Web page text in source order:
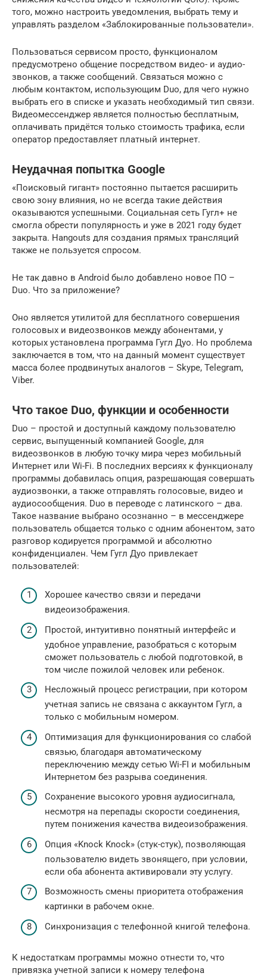
того, можно настроить уведомления, выбрать тему и
управлять разделом «Заблокированные пользователи».
Пользоваться сервисом просто, функционалом
предусмотрено общение посредством видео- и аудио-
звонков, а также сообщений. Связаться можно с
любым контактом, использующим Duo, для чего нужно
выбрать его в списке и указать необходимый тип связи.
Видеомессенджер является полностью бесплатным,
оплачивать придётся только стоимость трафика, если
оператор предоставляет платный интернет.
Неудачная попытка Google
«Поисковый гигант» постоянно пытается расширить
свою зону влияния, но не всегда такие действия
оказываются успешными. Социальная сеть Гугл+ не
смогла обрести популярность и уже в 2021 году будет
закрыта. Hangouts для создания прямых трансляций
также не пользуется спросом.
Не так давно в Android было добавлено новое ПО –
Duo. Что за приложение?
Оно является утилитой для бесплатного совершения
голосовых и видеозвонков между абонентами, у
которых установлена программа Гугл Дуо. Но проблема
заключается в том, что на данный момент существует
масса более продвинутых аналогов – Skype, Telegram,
Viber.
Что такое Duo, функции и особенности
Duo – простой и доступный каждому пользователю
сервис, выпущенный компанией Google, для
видеозвонков в любую точку мира через мобильный
Интернет или Wi-Fi. В последних версиях к функционалу
программы добавилась опция, разрешающая совершать
аудиозвонки, а также отправлять голосовые, видео и
аудиосообщения. Duo в переводе с латинского – два.
Такое название выбрано осознанно – в мессенджере
пользователь общается только с одним абонентом, зато
разговор кодируется программой и абсолютно
конфиденциален. Чем Гугл Дуо привлекает
пользователей:
Хорошее качество связи и передачи
видеоизображения.
Простой, интуитивно понятный интерфейс и
удобное управление, разобраться с которым
сможет пользователь с любой подготовкой, в
том числе пожилой человек или ребенок.
Несложный процесс регистрации, при котором
учетная запись не связана с аккаунтом Гугл, а
только с мобильным номером.
Оптимизация для функционирования со слабой
связью, благодаря автоматическому
переключению между сетью Wi-FI и мобильным
Интернетом без разрыва соединения.
Сохранение высокого уровня аудиосигнала,
несмотря на перепады скорости соединения,
путем понижения качества видеоизображения.
Опция «Knock Knock» (стук-стук), позволяющая
пользователю видеть звонящего, при условии,
если оба абонента активировали эту услугу.
Возможность смены приоритета отображения
картинки в рабочем окне.
Синхронизация с телефонной книгой телефона.
К недостаткам программы можно отнести то, что
привязка учетной записи к номеру телефона